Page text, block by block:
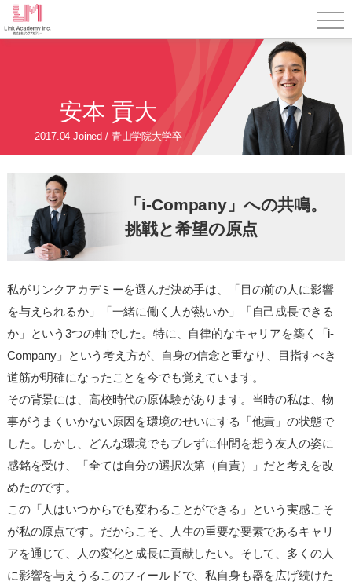
安本 貢大
2017.04 Joined / 青山学院大学卒
「i-Company」への共鳴。
挑戦と希望の原点
私がリンクアカデミーを選んだ決め手は、「目の前の人に影響
を与えられるか」「一緒に働く人が熱いか」「自己成長できる
か」という3つの軸でした。特に、自律的なキャリアを築く「i-
Company」という考え方が、自身の信念と重なり、目指すべき
道筋が明確になったことを今でも覚えています。
その背景には、高校時代の原体験があります。当時の私は、物
事がうまくいかない原因を環境のせいにする「他責」の状態で
した。しかし、どんな環境でもブレずに仲間を想う友人の姿に
感銘を受け、「全ては自分の選択次第（自責）」だと考えを改
めたのです。
この「人はいつからでも変わることができる」という実感こそ
が私の原点です。だからこそ、人生の重要な要素であるキャリ
アを通じて、人の変化と成長に貢献したい。そして、多くの人
に影響を与えうるこのフィールドで、私自身も器を広げ続けた